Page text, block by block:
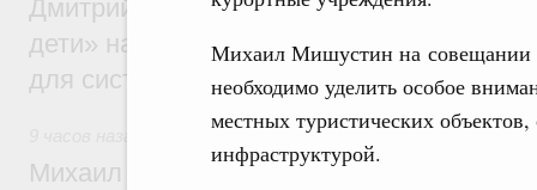
Михаил Мишустин на совещании
необходимо уделить особое
местных туристических
инфраструктурой.
Дмитрий Чернышенко: В рамках
дети» на форуме «Машук» будут
для системы образования России
Экономика городов. Городская среда
Михаил Мишустин принял участие в